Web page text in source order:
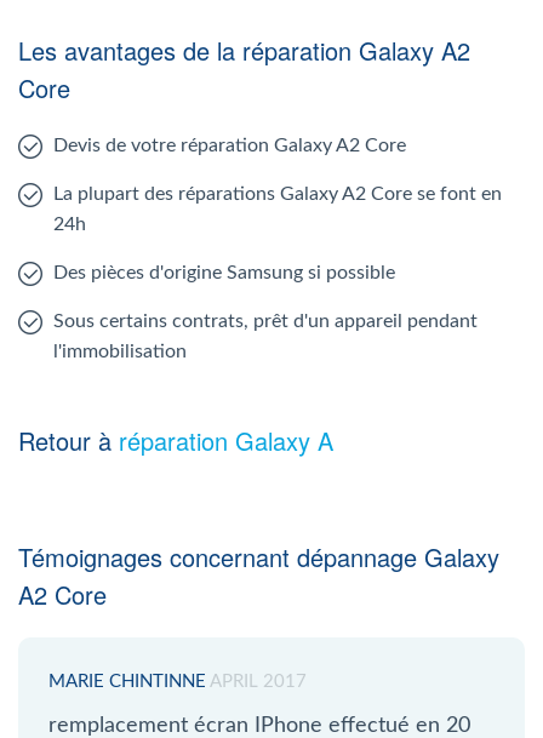
Les avantages de la réparation Galaxy A2
Core
Devis de votre réparation Galaxy A2 Core
La plupart des réparations Galaxy A2 Core se font en
24h
Des pièces d'origine Samsung si possible
Sous certains contrats, prêt d'un appareil pendant
l'immobilisation
Retour à réparation Galaxy A
Témoignages concernant dépannage Galaxy
A2 Core
MARIE CHINTINNE APRIL 2017
remplacement écran IPhone effectué en 20